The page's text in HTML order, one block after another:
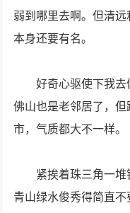
弱到哪里去啊。但清
本身还要有名。
好奇心驱使下我去
佛山也是老邻居了，
市，气质都大不一样。
紧挨着珠三角一
青山绿水俊秀得简直